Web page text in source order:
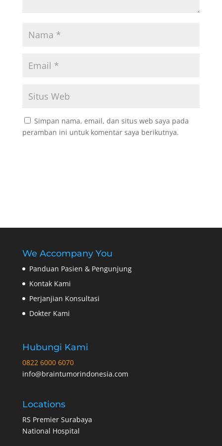
Simpan nama, email, dan situs web saya pada
peramban ini untuk komentar saya berikutnya.
We Accompany You
Panduan Pasien & Pengunjung
Kontak Kami
Perjanjian Konsultasi
Dokter Kami
Hubungi Kami
0822 6000 6070
info@braintumorindonesia.com
Locations
RS Premier Surabaya
National Hospital